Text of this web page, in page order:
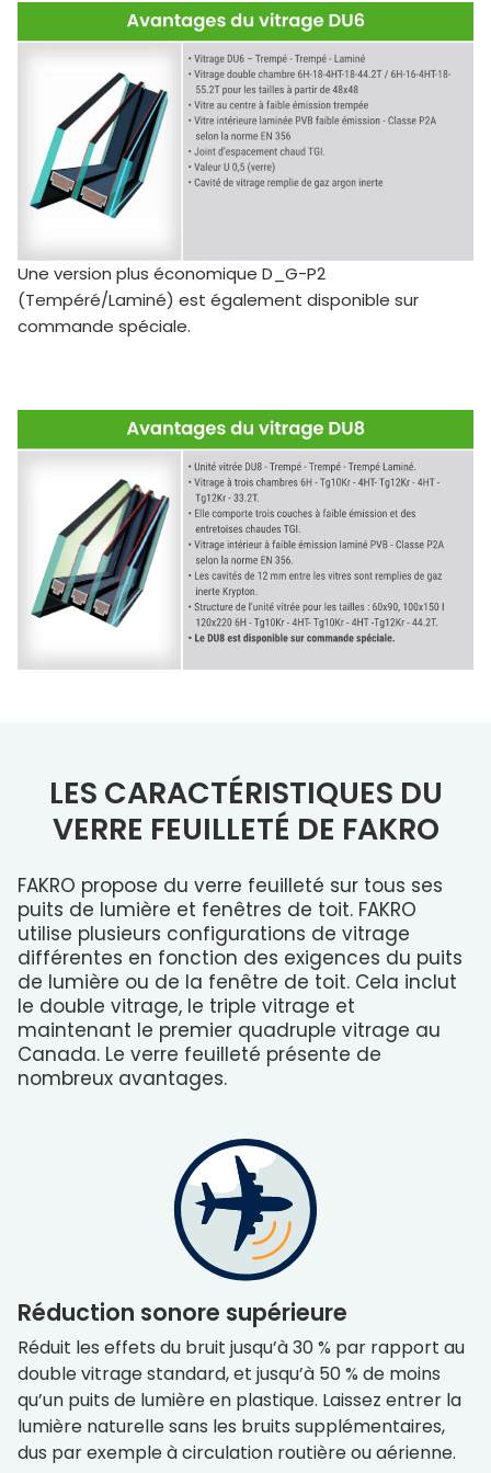
Deux bases XRD peuvent être installées l’une
sur l’autre pour des applications nécessitant
une hauteur supplémentaire, comme un toit
“vert”.
Une version plus économique D_G-P2
(Tempéré/Laminé) est également disponible sur
commande spéciale.
LES CARACTÉRISTIQUES DU
VERRE FEUILLETÉ DE FAKRO
FAKRO propose du verre feuilleté sur tous ses
puits de lumière et fenêtres de toit. FAKRO
utilise plusieurs configurations de vitrage
différentes en fonction des exigences du puits
de lumière ou de la fenêtre de toit. Cela inclut
le double vitrage, le triple vitrage et
maintenant le premier quadruple vitrage au
Canada. Le verre feuilleté présente de
nombreux avantages.
Réduction sonore supérieure
Réduit les effets du bruit jusqu’à 30 % par rapport au
double vitrage standard, et jusqu’à 50 % de moins
qu’un puits de lumière en plastique. Laissez entrer la
lumière naturelle sans les bruits supplémentaires,
dus par exemple à circulation routière ou aérienne.